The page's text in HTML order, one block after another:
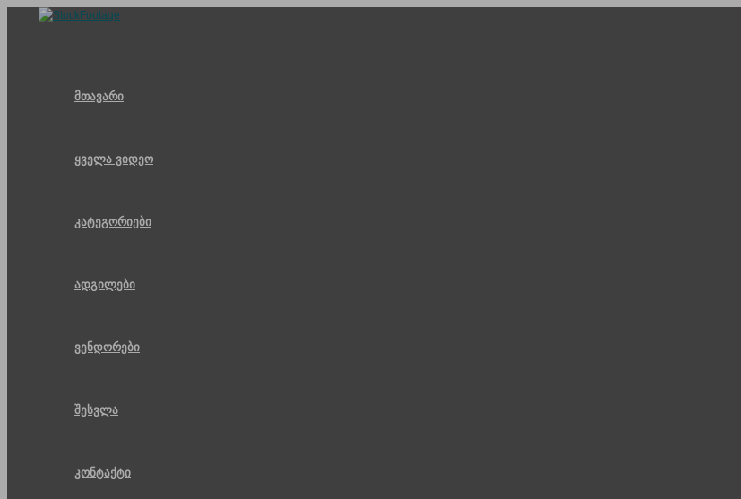
მთავარი
ყველა ვიდეო
კატეგორიები
ადგილები
ვენდორები
შესვლა
კონტაქტი